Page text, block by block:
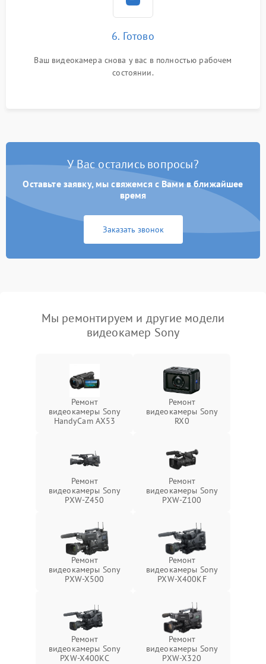
6. Готово
Ваш видеокамера снова у вас в полностью рабочем
состоянии.
У Вас остались вопросы?
Оставьте заявку, мы свяжемся с Вами в ближайшее
время
Заказать звонок
Мы ремонтируем и другие модели
видеокамер Sony
Ремонт
видеокамеры Sony
HandyCam AX53
Ремонт
видеокамеры Sony
RX0
Ремонт
видеокамеры Sony
PXW-Z450
Ремонт
видеокамеры Sony
PXW-Z100
Ремонт
видеокамеры Sony
PXW-X500
Ремонт
видеокамеры Sony
PXW-X400KF
Ремонт
видеокамеры Sony
PXW-X400KC
Ремонт
видеокамеры Sony
PXW-X320